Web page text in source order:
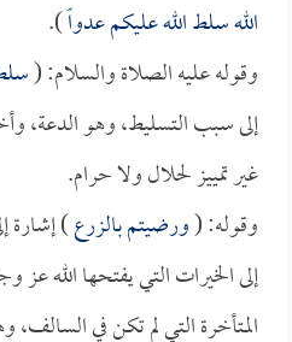
الله سلط الله عليكم عدواً).
وقوله عليه الصلاة والسلام: (
إلى سبب التسليط، وهو الدعة،
غير تمييز لحلال ولا حرام.
وقوله: (ورضيتم بالزرع) إشارة
إلى الخيرات التي يفتحها الله عز
المتأخرة التي لم تكن في